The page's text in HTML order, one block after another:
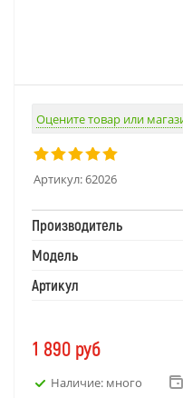
Оцените товар или
Артикул:62026
Производитель
Модель
Артикул
1 890 руб
Наличие: много